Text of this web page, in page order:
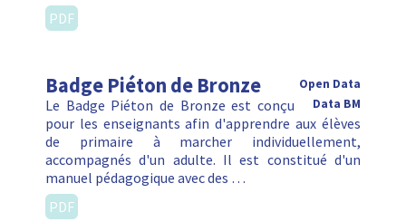
PDF
Badge Piéton de Bronze
Open Data
Data BM
Le Badge Piéton de Bronze est conçu
pour les enseignants afin d'apprendre aux élèves
de primaire à marcher individuellement,
accompagnés d'un adulte. Il est constitué d'un
manuel pédagogique avec des …
PDF